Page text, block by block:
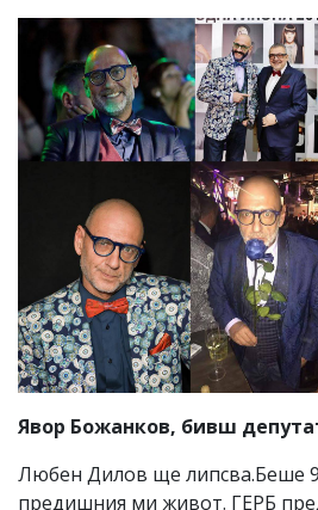
Явор Божанков, бивш
Любен Дилов ще липсва.Беше
предишния ми живот. ГЕРБ